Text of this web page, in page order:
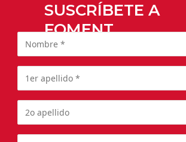
SUSCRÍBETE A
FOMENT